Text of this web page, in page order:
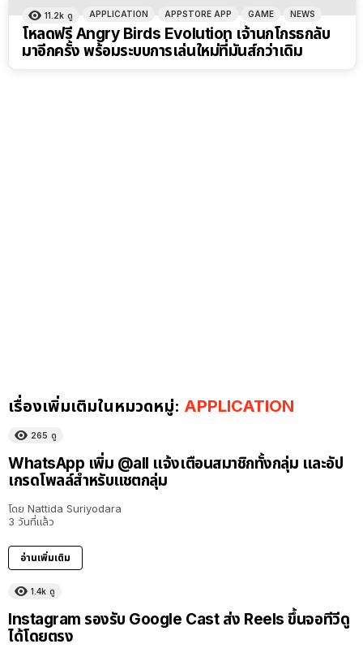
11.2k ดู APPLICATION APPSTORE APP GAME NEWS
โหลดฟรี Angry Birds Evolution เจ้านกโกรธกลับ
มาอีกครั้ง พร้อมระบบการเล่นใหม่ที่มันส์กว่าเดิม
เรื่องเพิ่มเติมในหมวดหมู่: APPLICATION
265 ดู
WhatsApp เพิ่ม @all แจ้งเตือนสมาชิกทั้งกลุ่ม และอัป
เกรดโพลล์สำหรับแชตกลุ่ม
โดย Nattida Suriyodara
3 วันที่แล้ว
อ่านเพิ่มเติม
1.4k ดู
Instagram รองรับ Google Cast ส่ง Reels ขึ้นจอทีวีดู
ได้โดยตรง